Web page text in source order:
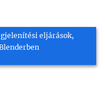
eljárások,